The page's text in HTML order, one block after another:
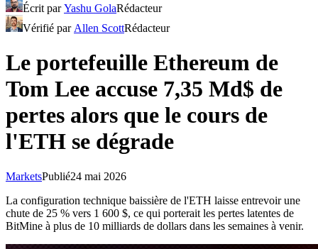
Écrit parYashu GolaRédacteur
Vérifié par Allen ScottRédacteur
Le portefeuille Ethereum de
Tom Lee accuse 7,35 Md$ de
pertes alors que le cours de
l'ETH se dégrade
MarketsPublié24 mai 2026
La configuration technique baissière de l'ETH laisse entrevoir une
chute de 25 % vers 1 600 $, ce qui porterait les pertes latentes de
BitMine à plus de 10 milliards de dollars dans les semaines à venir.